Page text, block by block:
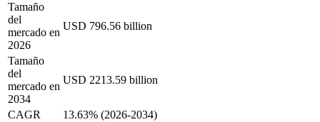
Tamaño
del
mercado en
2026
USD 796.56 billion
Tamaño
del
mercado en
2034
USD 2213.59 billion
CAGR
13.63% (2026-2034)